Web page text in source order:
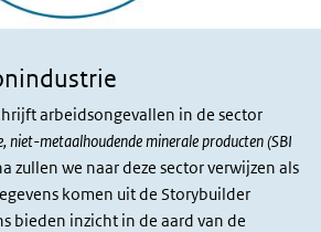
slachtoffers
arbeidsongevallen in de sector
niet-metaalhoudende minerale producten (SBI
zullen we naar deze sector verwijzen als
komen uit de Storybuilder
bieden inzicht in de aard van de